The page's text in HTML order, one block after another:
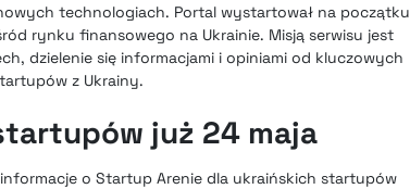
technologiach. Portal wystartował na początku
rynku finansowego na Ukrainie. Misją serwisu jest
dzielenie się informacjami i opiniami od kluczowych
z Ukrainy.
już 24 maja
informacje o Startup Arenie dla ukraińskich startupów